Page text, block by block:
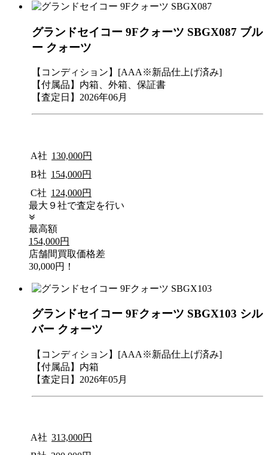
グランドセイコー 9Fクォーツ SBGX087 ブル
ー クォーツ
【コンディション】[AAA※新品仕上げ済み]
【付属品】内箱、外箱、保証書
【査定日】2026年06月
A社 130,000円
B社 154,000円
C社 124,000円
最大９社で査定を行い
最高額
154,000円
店舗間買取価格差
30,000円！
グランドセイコー 9Fクォーツ SBGX103 シル
バー クォーツ
【コンディション】[AAA※新品仕上げ済み]
【付属品】内箱
【査定日】2026年05月
A社 313,000円